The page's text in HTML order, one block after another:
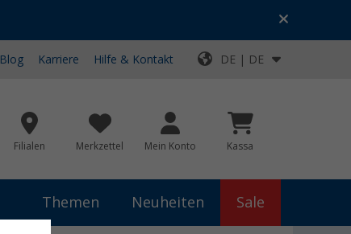
Top-Deals für dein Abenteuer!
Blog Karriere Hilfe & Kontakt DE | DE
Filialen Merkzettel Mein Konto Kassa
Themen Neuheiten Sale